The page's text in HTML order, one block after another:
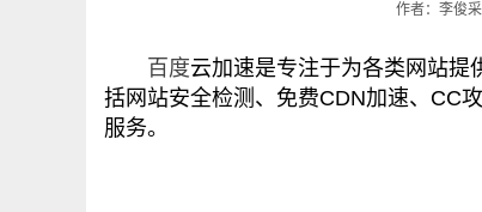
作者：李俊采
百度云加速是专注于为各类网站提
括网站安全检测、免费CDN加速、CC
服务。